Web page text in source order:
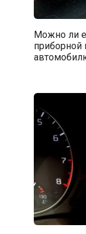
Можно ли
приборной